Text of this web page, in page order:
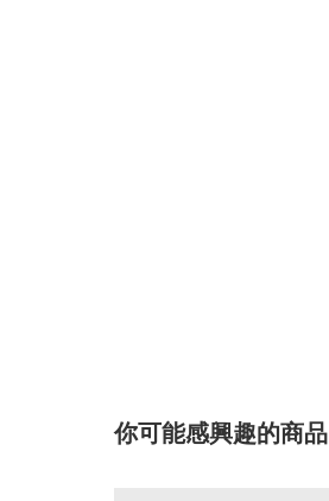
你可能感興趣的商品